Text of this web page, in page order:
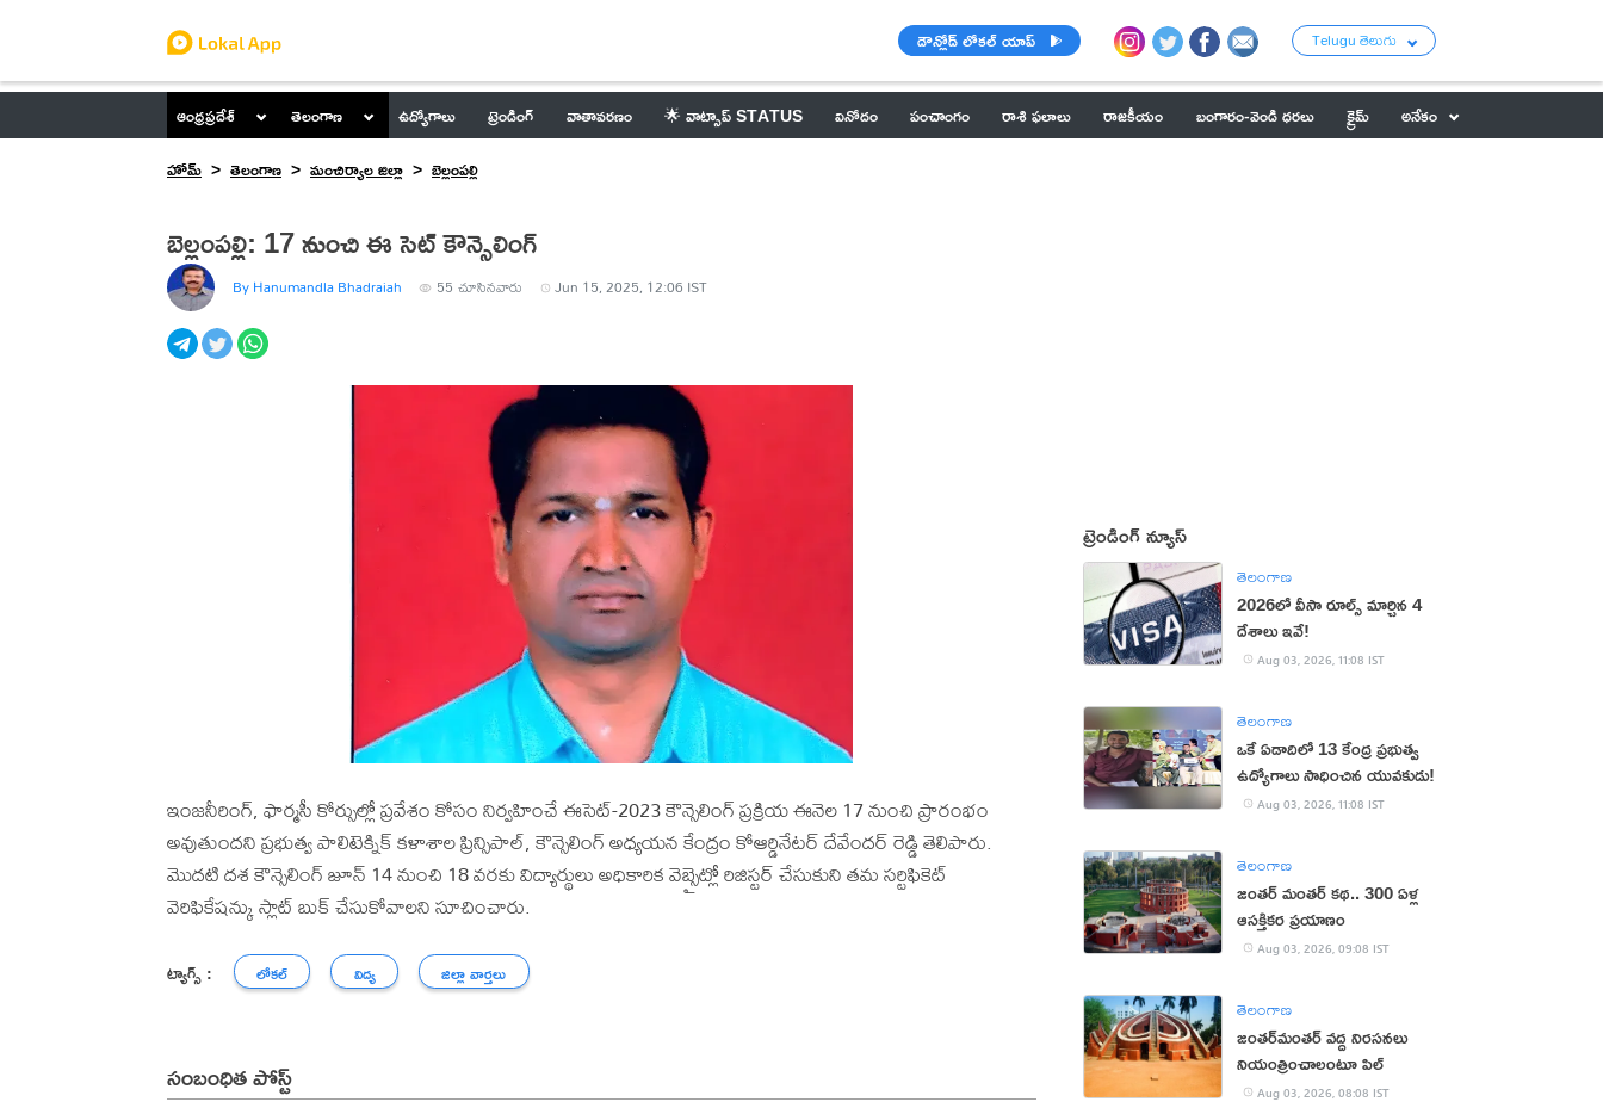
డౌన్లోడ్ లోకల్ యాప్ Telugu తెలుగు
ఆంధ్రప్రదేశ్ తెలంగాణ ఉద్యోగాలు ట్రెండింగ్ వాతావరణం 🌟 వాట్సాప్ STATUS వినోదం పంచాంగం రాశి ఫలాలు రాజకీయం బంగారం-వెండి ధరలు క్రైమ్
అనేకం
హోమ్
తెలంగాణ మంచిర్యాల జిల్లా బెల్లంపల్లి
బెల్లంపల్లి: 17 నుంచి ఈ సెట్ కౌన్సెలింగ్
By Hanumandla Bhadraiah 55 చూసినవారు Jun 15, 2025, 12:06 IST
ఇంజనీరింగ్, ఫార్మసీ కోర్సుల్లో ప్రవేశం కోసం నిర్వహించే ఈసెట్-2023 కౌన్సెలింగ్ ప్రక్రియ ఈనెల 17 నుంచి ప్రారంభం
అవుతుందని ప్రభుత్వ పాలిటెక్నిక్ కళాశాల ప్రిన్సిపాల్, కౌన్సెలింగ్ అధ్యయన కేంద్రం కోఆర్డినేటర్ దేవేందర్ రెడ్డి తెలిపారు.
మొదటి దశ కౌన్సెలింగ్ జూన్ 14 నుంచి 18 వరకు విద్యార్థులు అధికారిక వెబ్సైట్లో రిజిస్టర్ చేసుకుని తమ సర్టిఫికెట్
వెరిఫికేషన్కు స్లాట్ బుక్ చేసుకోవాలని సూచించారు.
ట్యాగ్స్ : లోకల్ విద్య జిల్లా వార్తలు
సంబంధిత పోస్ట్
ట్రెండింగ్ న్యూస్
తెలంగాణ
2026లో వీసా రూల్స్ మార్చిన 4
దేశాలు ఇవే!
Aug 03, 2026, 11:08 IST
తెలంగాణ
ఒకే ఏడాదిలో 13 కేంద్ర ప్రభుత్వ
ఉద్యోగాలు సాధించిన యువకుడు!
Aug 03, 2026, 11:08 IST
తెలంగాణ
జంతర్‌ మంతర్‌ కథ.. 300 ఏళ్ల
ఆసక్తికర ప్రయాణం
Aug 03, 2026, 09:08 IST
తెలంగాణ
జంతర్‌మంతర్‌ వద్ద నిరసనలు
నియంత్రించాలంటూ పిల్
Aug 03, 2026, 08:08 IST